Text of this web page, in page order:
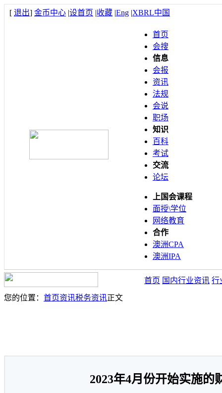
[ 退出] 金币中心 |设首页 |收藏 |Eng |XBRL中国
首页
会搜
信息
会报
资讯
法规
会说
职场
知识
百科
考试
交流
论坛
上国会课程
面授\学位
网络教育
合作
澳洲CPA
澳洲IPA
首页 国内行业资讯 行
您的位置： 首页资讯税务资讯正文
2023年4月份开始实施的